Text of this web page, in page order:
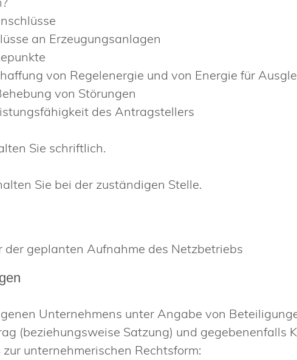
an Erzeugungsanlagen
von Regelenergie und von Energie für
von Störungen
des Antragstellers
Sie schriftlich.
Sie bei der zuständigen Stelle.
geplanten Aufnahme des Netzbetriebs
Unternehmens unter Angabe von
(beziehungsweise Satzung) und gegebenenfalls
unternehmerischen Rechtsform: